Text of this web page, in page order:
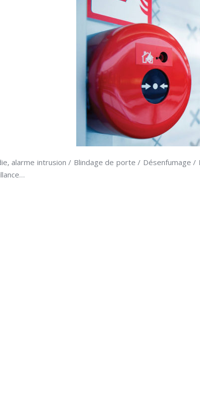
alarme intrusion / Blindage de porte / Désenfumage